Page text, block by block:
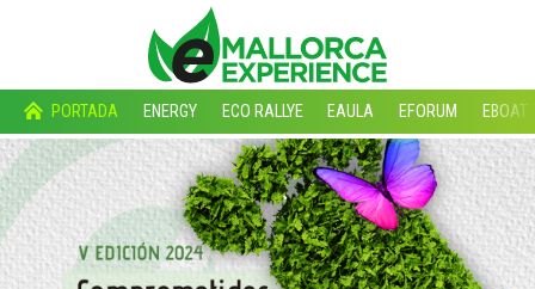
PORTADA ENERGY ECO RALLYE EAULA EFORUM EBOAT